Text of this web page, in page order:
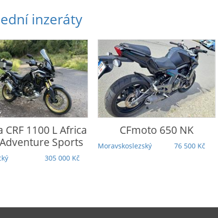
inzeráty
650 NK
76 500 Kč
Honda VF 750 C
Středočeský 75 000 Kč